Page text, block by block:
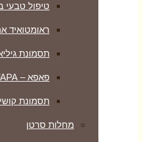
טיפול טבעי
ראומטואיד
תסמונת
פאפא – PFAPA
תסמונת
מחלות סרטן